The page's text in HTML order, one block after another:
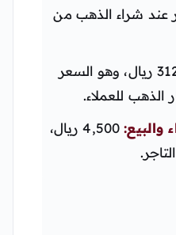
عند شراء الذهب من
312,500 ريال، وهو السعر
الذهب للعملاء.
والبيع:
4,500 ريال،